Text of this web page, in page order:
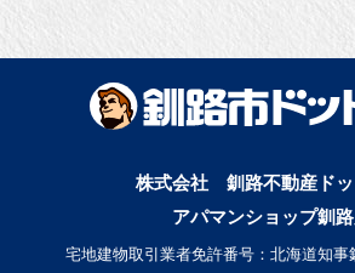
株式会社 釧路不動産ド
アパマンショップ釧
宅地建物取引業者免許番号：北海道知事